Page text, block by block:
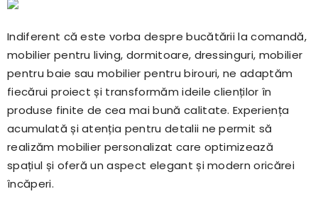
Indiferent că este vorba despre bucătării la comandă,
mobilier pentru living, dormitoare, dressinguri, mobilier
pentru baie sau mobilier pentru birouri, ne adaptăm
fiecărui proiect și transformăm ideile clienților în
produse finite de cea mai bună calitate. Experiența
acumulată și atenția pentru detalii ne permit să
realizăm mobilier personalizat care optimizează
spațiul și oferă un aspect elegant și modern oricărei
încăperi.